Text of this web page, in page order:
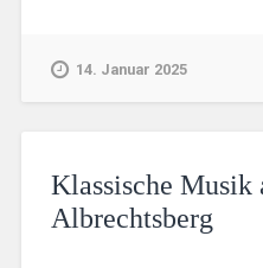
14. Januar 2025
Klassische Musik
Albrechtsberg